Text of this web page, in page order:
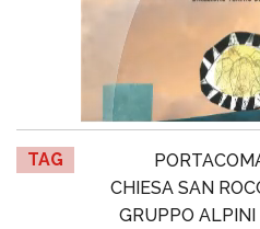
TAG
CHIESA SAN
GRUPPO